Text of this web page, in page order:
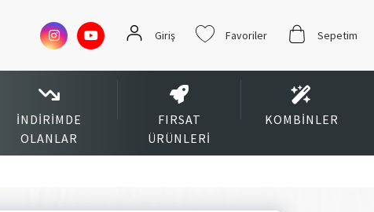
Giriş Favoriler Sepetim
İNDIRIMDE
OLANLAR
FIRSAT
ÜRÜNLERI
KOMBINLER